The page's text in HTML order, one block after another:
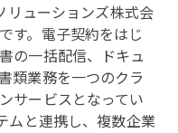
リューションズ株式会
す。電子契約をはじ
の一括配信、ドキュ
類業務を一つのクラ
サービスとなってい
ムと連携し、複数企業